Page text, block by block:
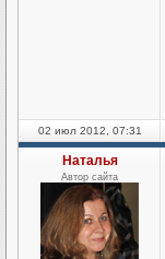
02 июл 2012, 07:31
Наталья
Автор сайта